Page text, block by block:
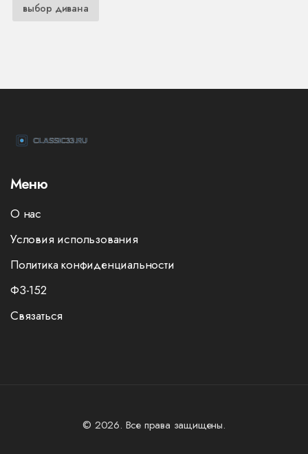
выбор дивана
Меню
О нас
Условия использования
Политика конфиденциальности
ФЗ-152
Связаться
© 2026. Все права защищены.